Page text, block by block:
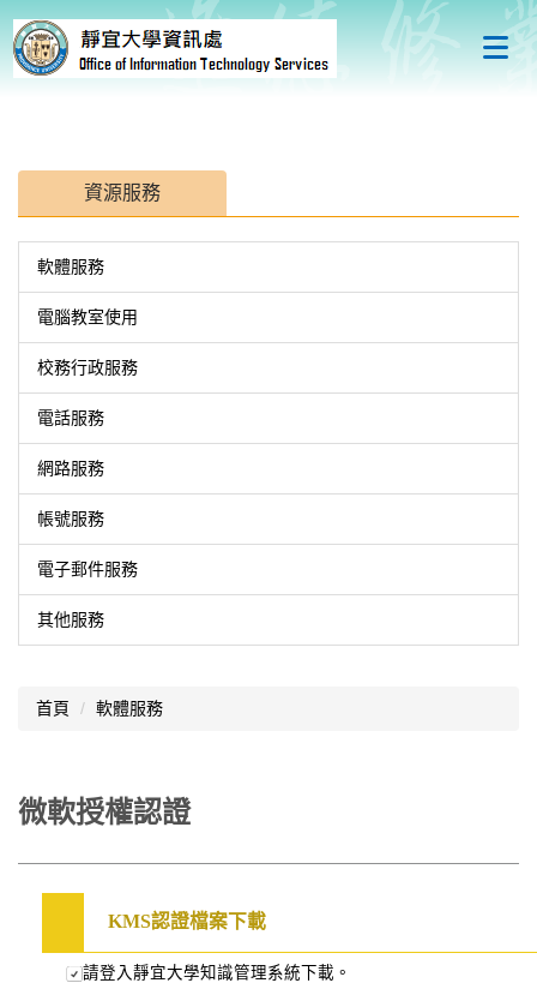
跳
到
主
區
資源服務
軟體服務
電腦教室使用
校務行政服務
電話服務
網路服務
帳號服務
電子郵件服務
其他服務
首頁 軟體服務
微軟授權認證
KMS認證檔案下載
請登入靜宜大學知識管理系統下載。